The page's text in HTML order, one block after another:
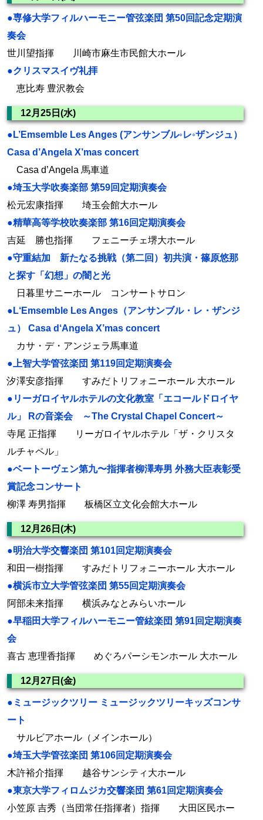
●専修大学フィルハーモニー管弦楽団 第50回記念定期演
奏会
世川望指揮 川崎市麻生市民館大ホール
●クリスマスイヴ礼拝
恵比寿 豊沢教会
12月25日(水)
●L’Emsemble Les Anges (アンサンブル◦レ◦ザンジュ）
Casa d’Angela X’mas concert
Casa d’Angela 馬車道
●埼玉大学吹奏楽部 第59回定期演奏会
松元宏康指揮 埼玉会館大ホール
●精華高等学校吹奏楽部 第16回定期演奏会
吉延 勝也指揮 フェニーチェ堺大ホール
●守重結加 新たなる挑戦（第二回）初共演・篠原悠那
と探す「幻想」の闇と光
日暮里サニーホール コンサートサロン
●L‘Emsemble Les Anges（アンサンブル・レ・ザンジ
ュ） Casa d‘Angela X’mas concert
カサ・デ・アンジェラ馬車道
●上智大学管弦楽団 第119回定期演奏会
汐澤安彦指揮 すみだトリフォニーホール 大ホール
●リーガロイヤルホテルの文化教室「エコールドロイヤ
ル」 Rの音楽会 ～The Crystal Chapel Concert～
寺尾 正指揮 リーガロイヤルホテル「ザ・クリスタ
ルチャペル」
●ベートーヴェン第九〜指揮者柳澤寿男 外務大臣表彰受
賞記念コンサート
柳澤 寿男指揮 板橋区立文化会館大ホール
12月26日(木)
●明治大学交響楽団 第101回定期演奏会
和田一樹指揮 すみだトリフォニーホール 大ホール
●横浜市立大学管弦楽団 第55回定期演奏会
阿部未来指揮 横浜みなとみらいホール
●早稲田大学フィルハーモニー管絃楽団 第91回定期演奏
会
喜古 恵理香指揮 めぐろパーシモンホール 大ホール
12月27日(金)
●ミュージックツリー ミュージックツリーキッズコンサ
ート
サルビアホール（メインホール）
●埼玉大学管弦楽団 第106回定期演奏会
木許裕介指揮 越谷サンシティ大ホール
●東京大学フィロムジカ交響楽団 第61回定期演奏会
小笠原 吉秀（当団常任指揮者）指揮 大田区民ホー